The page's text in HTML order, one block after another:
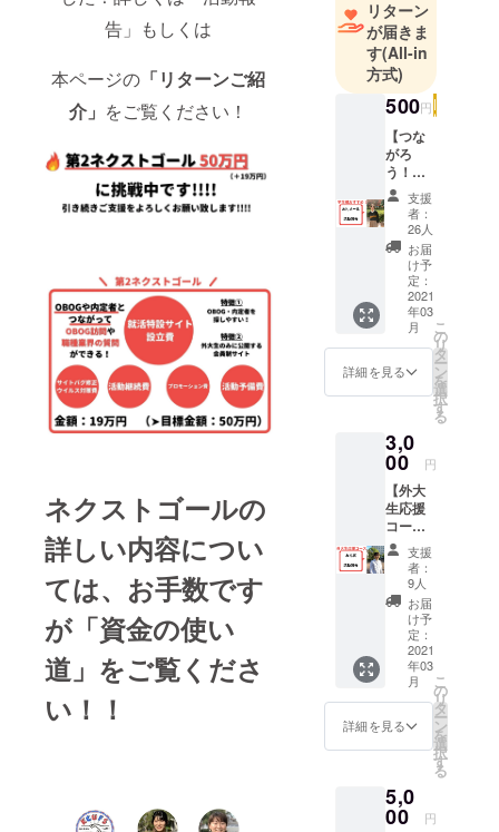
告」もしくは
本ページの 「リターンご紹
介」 をご覧ください！
ネクストゴールの
詳しい内容につい
ては、お手数です
が「資金の使い
道」 をご覧くださ
い！！
気や繋がり
が大幅に失
われてし
まった状況
を何とかし
たい！とい
う想いで8月
に団体を設
立しまし
た！現在は
13名で、神
戸市外大み
んなの情報
「KCUFS＋
立のため奮
リターン
が届きま
す(All-in
方式)
500円
【つな
がろ
う！外
大生
コー
ス】 支
援して
くだ
さった
方に、
お礼と
プロ
ジェク
トの進
捗報告
をメー
送りさ
せてい
ただき
ます。
支援
者：
26人
お届
け予
定：
2021
年03
月
詳細を見る
こ
の
リ
タ
ー
ン
を
選
択
す
る
3,0
00 円
【外大
生応援
コー
ス】 支
援して
くだ
さった
方に、
お礼状
（画像
形式）
と進捗
報告を
メール
でお送
りさせ
だきま
す。
支援
者：
9人
お届
け予
定：
2021
年03
月
詳細を見る
こ
の
リ
タ
ー
ン
を
選
択
す
る
5,0
00 円